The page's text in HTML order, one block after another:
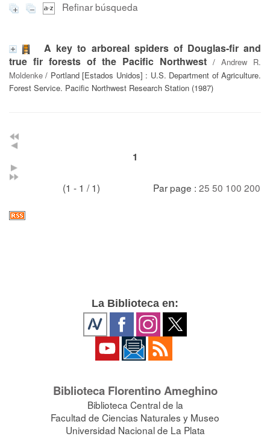
Refinar búsqueda
A key to arboreal spiders of Douglas-fir and
true fir forests of the Pacific Northwest / Andrew R.
Moldenke / Portland [Estados Unidos] : U.S. Department of Agriculture.
Forest Service. Pacific Northwest Research Station (1987)
1
(1 - 1 / 1) Par page : 25 50 100 200
La Biblioteca en:
Biblioteca Florentino Ameghino
Biblioteca Central de la
Facultad de Ciencias Naturales y Museo
Universidad Nacional de La Plata